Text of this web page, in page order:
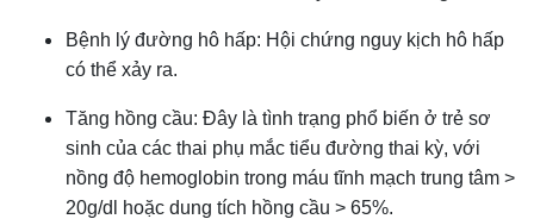
Bệnh lý đường hô hấp: Hội chứng nguy kịch hô hấp
có thể xảy ra.
Tăng hồng cầu: Đây là tình trạng phổ biến ở trẻ sơ
sinh của các thai phụ mắc tiểu đường thai kỳ, với
nồng độ hemoglobin trong máu tĩnh mạch trung tâm >
20g/dl hoặc dung tích hồng cầu > 65%.